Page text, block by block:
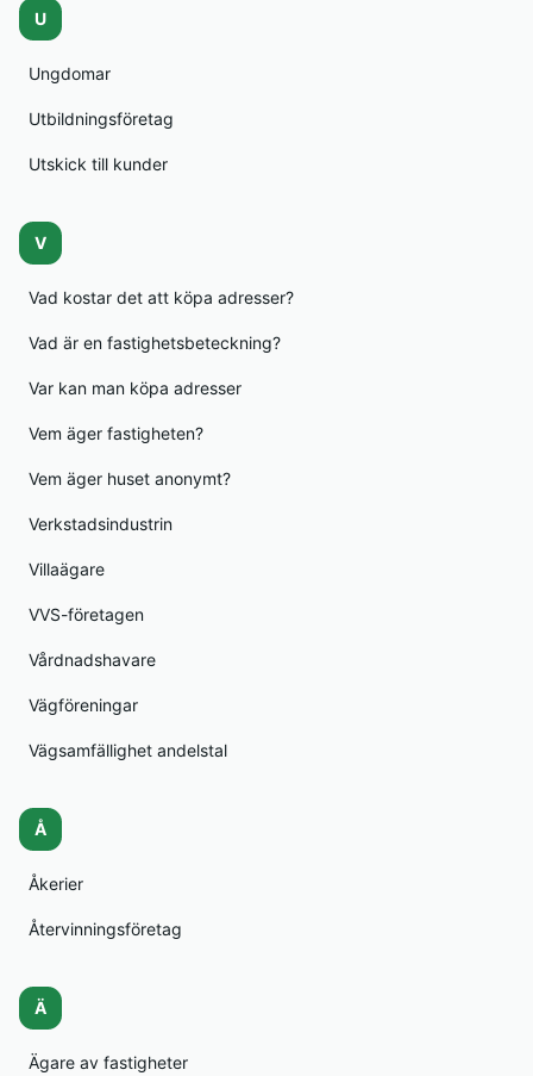
U
Ungdomar
Utbildningsföretag
Utskick till kunder
V
Vad kostar det att köpa adresser?
Vad är en fastighetsbeteckning?
Var kan man köpa adresser
Vem äger fastigheten?
Vem äger huset anonymt?
Verkstadsindustrin
Villaägare
VVS-företagen
Vårdnadshavare
Vägföreningar
Vägsamfällighet andelstal
Å
Åkerier
Återvinningsföretag
Ä
Ägare av fastigheter